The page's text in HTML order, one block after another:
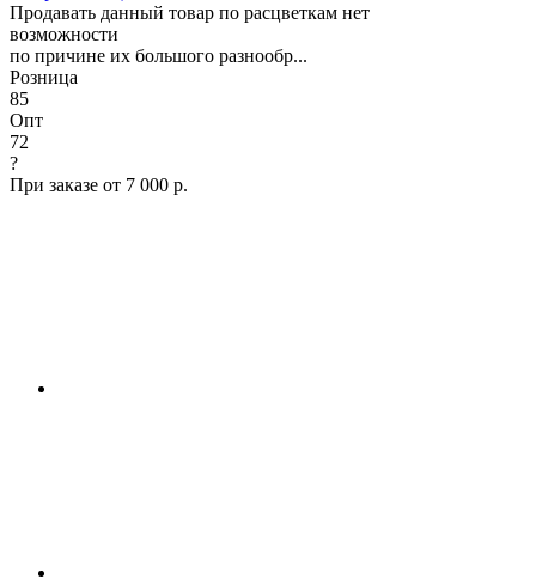
Продавать данный товар по расцветкам нет
возможности
по причине их большого разнообр...
Розница
85
Опт
72
?
При заказе от 7 000 р.